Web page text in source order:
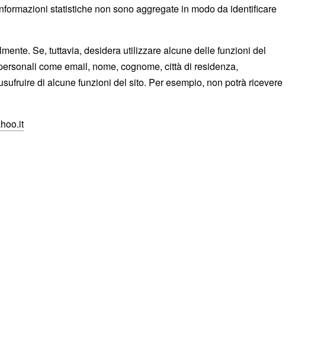
statistiche non sono aggregate in modo da identificare
Se, tuttavia, desidera utilizzare alcune delle funzioni del
come email, nome, cognome, città di residenza,
di alcune funzioni del sito. Per esempio, non potrà ricevere